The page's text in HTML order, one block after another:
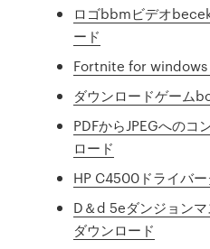
ロゴbbmビデオ
ード
Fortnite for windows
ダウンロードゲーム
PDFからJPEGへのコ
ロード
HP C4500ドライバ
D＆d 5eダンジョン
ダウンロード